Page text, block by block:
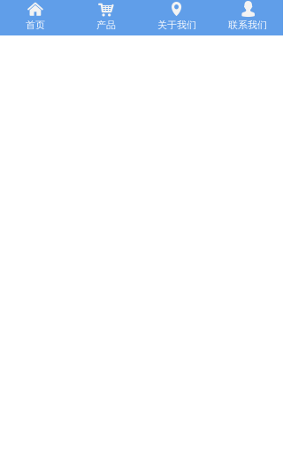
应用实例：
낀
首页
낙
产品
넹
关于我们
넙
联系我们